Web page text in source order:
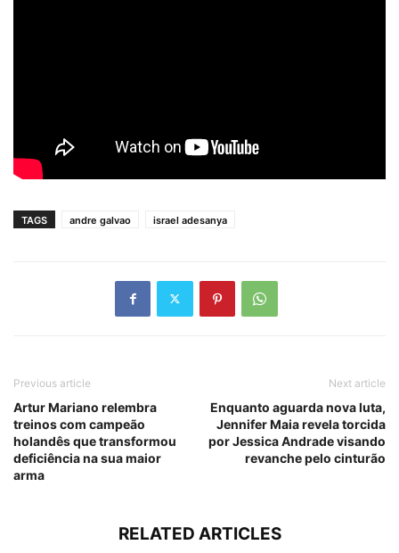
TAGS andre galvao israel adesanya
Previous article
Artur Mariano relembra
treinos com campeão
holandês que transformou
deficiência na sua maior
arma
Next article
Enquanto aguarda nova luta,
Jennifer Maia revela torcida
por Jessica Andrade visando
revanche pelo cinturão
RELATED ARTICLES